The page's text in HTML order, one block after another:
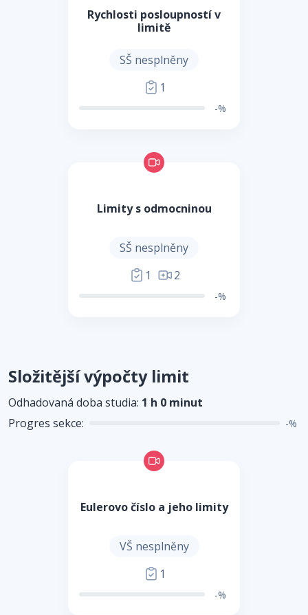
Rychlosti posloupností v
limitě
SŠ nesplněny
1
-%
Limity s odmocninou
SŠ nesplněny
1
2
-%
Složitější výpočty limit
Odhadovaná doba studia: 1 h 0 minut
Progres sekce:
-%
Eulerovo číslo a jeho limity
VŠ nesplněny
1
-%